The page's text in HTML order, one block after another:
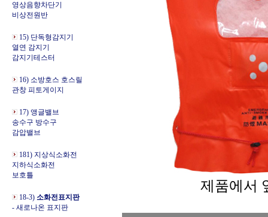
영상음향차단기
비상전원반
15) 단독형감지기
열연 감지기
감지기테스터
16) 소방호스 호스릴
관창 피토게이지
17) 앵글밸브
송수구 방수구
감압밸브
181) 지상식소화전
지하식소화전
보호틀
18-3) 소화전표지판
- 새로나온 표지판
제품에서 앞면은